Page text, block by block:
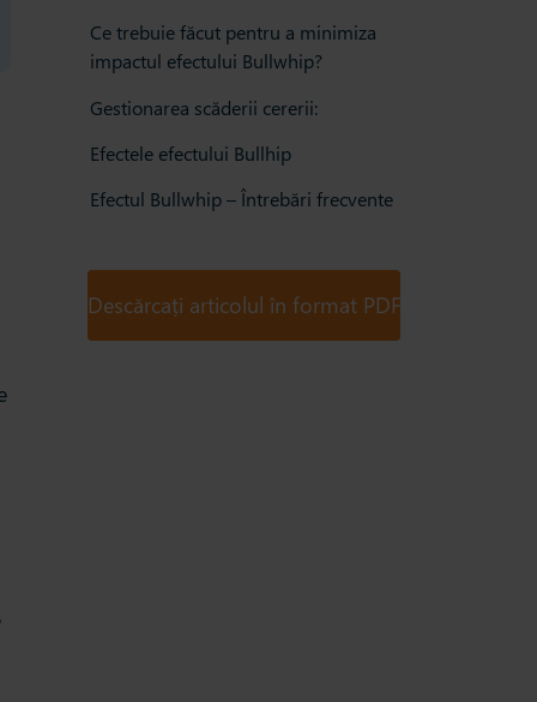
Ce trebuie făcut pentru a minimiza
impactul efectului Bullwhip?
Gestionarea scăderii cererii:
Efectele efectului Bullhip
Efectul Bullwhip – Întrebări frecvente
Descărcați articolul în format PDF